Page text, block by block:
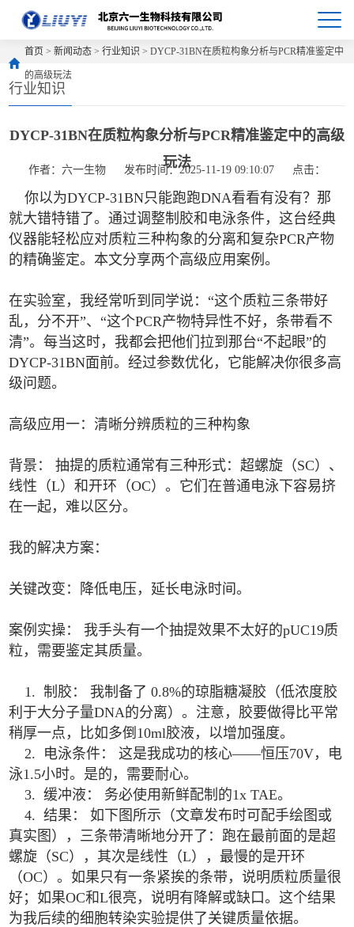
首页 >新闻动态 >行业知识 > DYCP-31BN在质粒构象分析与PCR精准鉴定中
的高级玩法
行业知识
DYCP-31BN在质粒构象分析与PCR精准鉴定中的高级
玩法
作者：六一生物 发布时间：2025-11-19 09:10:07 点击：
你以为DYCP-31BN只能跑跑DNA看看有没有？那
就大错特错了。通过调整制胶和电泳条件，这台经典
仪器能轻松应对质粒三种构象的分离和复杂PCR产物
的精确鉴定。本文分享两个高级应用案例。
在实验室，我经常听到同学说：“这个质粒三条带好
乱，分不开”、“这个PCR产物特异性不好，条带看不
清”。每当这时，我都会把他们拉到那台“不起眼”的
DYCP-31BN面前。经过参数优化，它能解决你很多高
级问题。
高级应用一：清晰分辨质粒的三种构象
背景： 抽提的质粒通常有三种形式：超螺旋（SC）、
线性（L）和开环（OC）。它们在普通电泳下容易挤
在一起，难以区分。
我的解决方案：
关键改变：降低电压，延长电泳时间。
案例实操： 我手头有一个抽提效果不太好的pUC19质
粒，需要鉴定其质量。
1. 制胶： 我制备了 0.8%的琼脂糖凝胶（低浓度胶
利于大分子量DNA的分离）。注意，胶要做得比平常
稍厚一点，比如多倒10ml胶液，以增加强度。
2. 电泳条件： 这是我成功的核心——恒压70V，电
泳1.5小时。是的，需要耐心。
3. 缓冲液： 务必使用新鲜配制的1x TAE。
4. 结果： 如下图所示（文章发布时可配手绘图或
真实图），三条带清晰地分开了：跑在最前面的是超
螺旋（SC），其次是线性（L），最慢的是开环
（OC）。如果只有一条紧挨的条带，说明质粒质量很
好；如果OC和L很亮，说明有降解或缺口。这个结果
为我后续的细胞转染实验提供了关键质量依据。